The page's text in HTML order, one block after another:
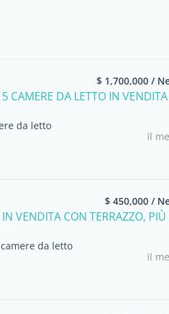
$ 1,700,000 /
CAMERE DA LETTO IN
da letto
il
$ 450,000 /
VENDITA CON TERRAZZO,
da letto
il